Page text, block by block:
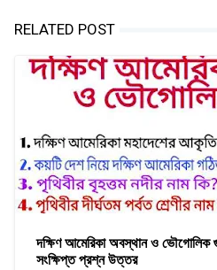
RELATED POST
দক্ষিণ আমেরিকা অবস্থান ও ভৌগোলিক
সংক্ষিপ্ত প্রশ্ন উত্তর